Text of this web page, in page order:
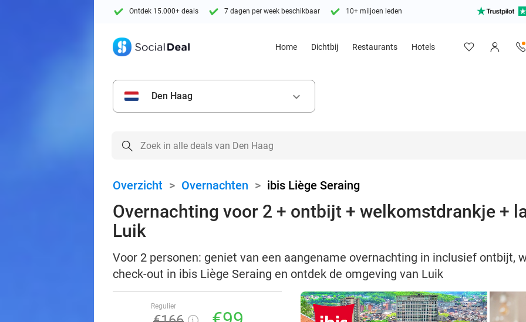
Ontdek 15.000+ deals 7 dagen per week beschikbaar 10+ miljoen leden
Home Dichtbij Restaurants Hotels
Den Haag keyboard_arrow_down
Overzicht > Overnachten > ibis Liège Seraing
Overnachting voor 2 + ontbijt + welkomstdrankje +
Luik
Voor 2 personen: geniet van een aangename overnachting in inclusief ontbijt,
check-out in ibis Liège Seraing en ontdek de omgeving van Luik
Regulier